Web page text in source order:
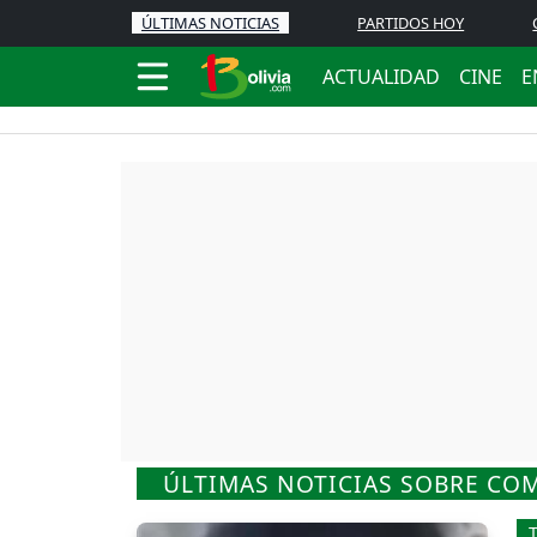
ÚLTIMAS NOTICIAS PARTIDOS HOY
ACTUALIDAD CINE
ÚLTIMAS NOTICIAS SOBRE